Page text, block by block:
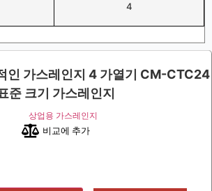
4
인 가스레인지 4 가열기 CM-CTC24
준 크기 가스레인지
상업용 가스레인지
비교에 추가